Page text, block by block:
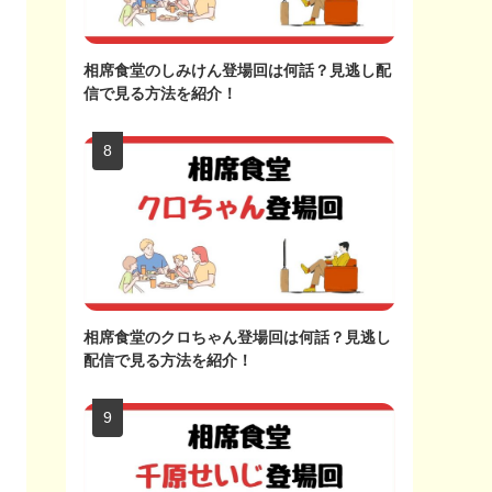
相席食堂のしみけん登場回は何話？見逃し配
信で見る方法を紹介！
相席食堂のクロちゃん登場回は何話？見逃し
配信で見る方法を紹介！